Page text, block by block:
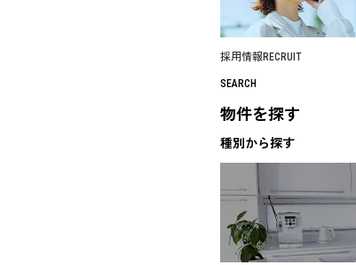
採用情報 RECRUIT
SEARCH
物件を探す
種別から探す